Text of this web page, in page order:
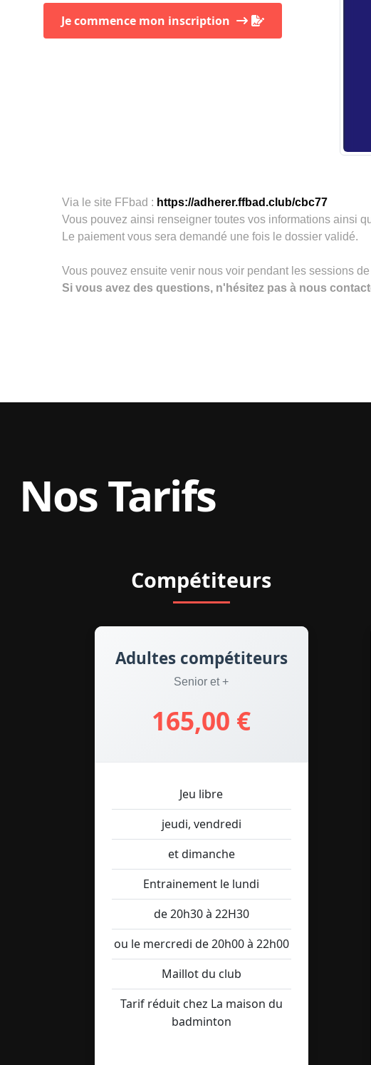
Je commence mon inscription
Via le site FFbad : https://adherer.ffbad.club/cbc77
Vous pouvez ainsi renseigner toutes vos informations ainsi
Le paiement vous sera demandé une fois le dossier validé.
Vous pouvez ensuite venir nous voir pendant les sessions
Si vous avez des questions, n'hésitez pas à nous
Nos Tarifs
Compétiteurs
Adultes compétiteurs
Senior et +
165,00 €
Jeu libre
jeudi, vendredi
et dimanche
Entrainement le lundi
de 20h30 à 22H30
ou le mercredi de 20h00 à 22h00
Maillot du club
Tarif réduit chez La maison du
badminton